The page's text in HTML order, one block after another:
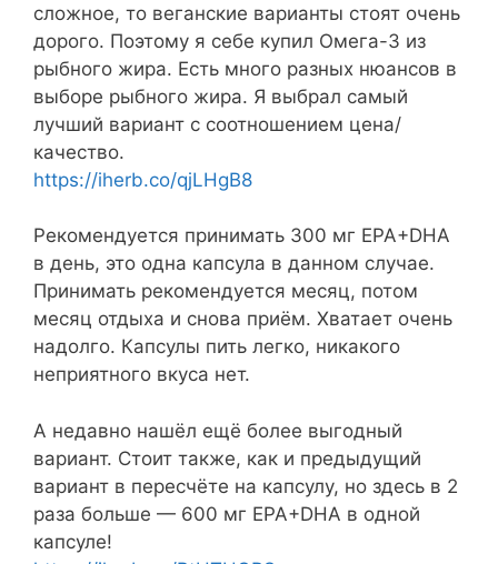
сложное, то веганские варианты стоят очень
дорого. Поэтому я себе купил Омега-3 из
рыбного жира. Есть много разных нюансов в
выборе рыбного жира. Я выбрал самый
лучший вариант с соотношением цена/
качество.
https://iherb.co/qjLHgB8
Рекомендуется принимать 300 мг EPA+DHA
в день, это одна капсула в данном случае.
Принимать рекомендуется месяц, потом
месяц отдыха и снова приём. Хватает очень
надолго. Капсулы пить легко, никакого
неприятного вкуса нет.
А недавно нашёл ещё более выгодный
вариант. Стоит также, как и предыдущий
вариант в пересчёте на капсулу, но здесь в 2
раза больше — 600 мг EPA+DHA в одной
капсуле!